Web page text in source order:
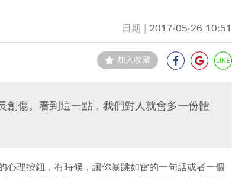
2017-05-26 10:51
加入收藏
傷。看到這一點，我們對人就會多一份體
理按鈕，有時候，讓你暴跳如雷的一句話或者一個